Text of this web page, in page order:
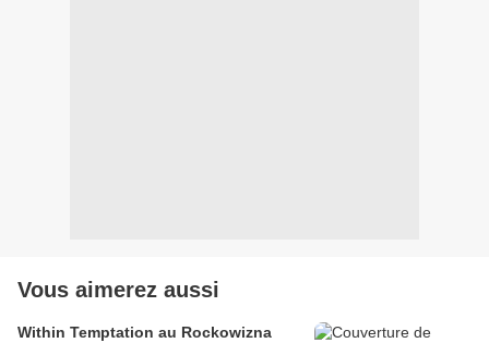
Vous aimerez aussi
Within Temptation au Rockowizna